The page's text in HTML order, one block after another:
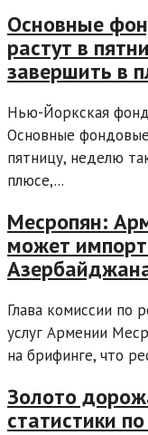
Основные
растут в
завершить в
Нью-Йоркская
Основные
пятницу, неделю
плюсе,...
Месропян:
может
Глава комиссии по
услуг Армении
на брифинге, что
Золото
статистики